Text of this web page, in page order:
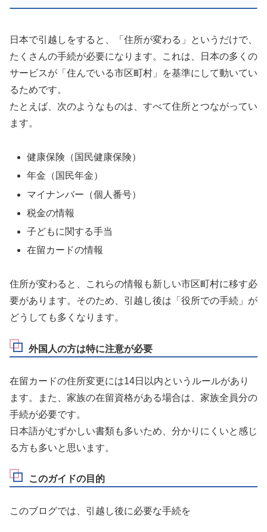
日本で引越しをすると、「住所が変わる」というだけで、
たくさんの手続が必要になります。これは、日本の多くの
サービスが「住んでいる市区町村」を基準にして動いてい
るためです。
たとえば、次のようなものは、すべて住所とつながってい
ます。
健康保険（国民健康保険）
年金（国民年金）
マイナンバー（個人番号）
税金の情報
子どもに関する手当
在留カードの情報
住所が変わると、これらの情報も新しい市区町村に移す必
要があります。そのため、引越し後は「役所での手続」が
どうしても多くなります。
外国人の方は特に注意が必要
在留カードの住所変更には14日以内というルールがあり
ます。また、家族の在留資格がある場合は、家族全員分の
手続が必要です。
日本語がむずかしい書類も多いため、分かりにくいと感じ
る方も多いと思います。
このガイドの目的
このブログでは、引越し後に必要な手続を